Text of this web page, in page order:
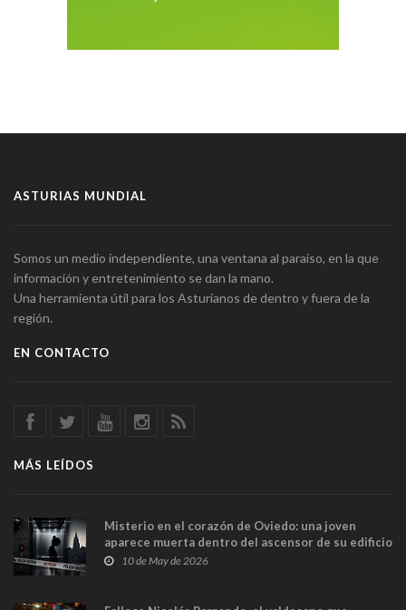
ASTURIAS MUNDIAL
Somos un medio independiente, una ventana al paraíso, en la que
información y entretenimiento se dan la mano.
Una herramienta útil para los Asturianos de dentro y fuera de la
región.
EN CONTACTO
MÁS LEÍDOS
Misterio en el corazón de Oviedo: una joven
aparece muerta dentro del ascensor de su edificio
y las cámaras captan sus últimos minutos
10 de May de 2026